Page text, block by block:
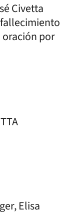
Civetta
oración por
Elisa